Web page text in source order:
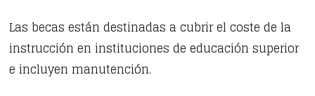
Las becas están destinadas a cubrir el coste de la
instrucción en instituciones de educación superior
e incluyen manutención.